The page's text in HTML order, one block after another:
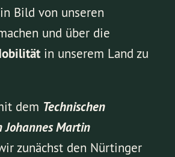
Bild von unseren
und über die
in unserem Land zu
dem Technischen
Johannes Martin
zunächst den Nürtinger